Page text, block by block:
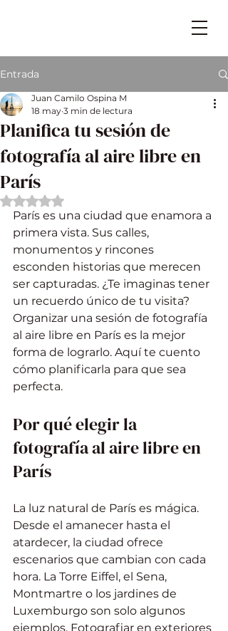
Entrada
Planifica tu sesión de
fotografía al aire libre en
París
Juan Camilo Ospina M
18 may 3 min de lectura
Obtuvo NaN de 5 estrellas.
París es una ciudad que enamora a
primera vista. Sus calles,
monumentos y rincones
esconden historias que merecen
ser capturadas. ¿Te imaginas tener
un recuerdo único de tu visita?
Organizar una sesión de fotografía
al aire libre en París es la mejor
forma de lograrlo. Aquí te cuento
cómo planificarla para que sea
perfecta.
Por qué elegir la
fotografía al aire libre en
París
La luz natural de París es mágica.
Desde el amanecer hasta el
atardecer, la ciudad ofrece
escenarios que cambian con cada
hora. La Torre Eiffel, el Sena,
Montmartre o los jardines de
Luxemburgo son solo algunos
ejemplos. Fotografiar en exteriores